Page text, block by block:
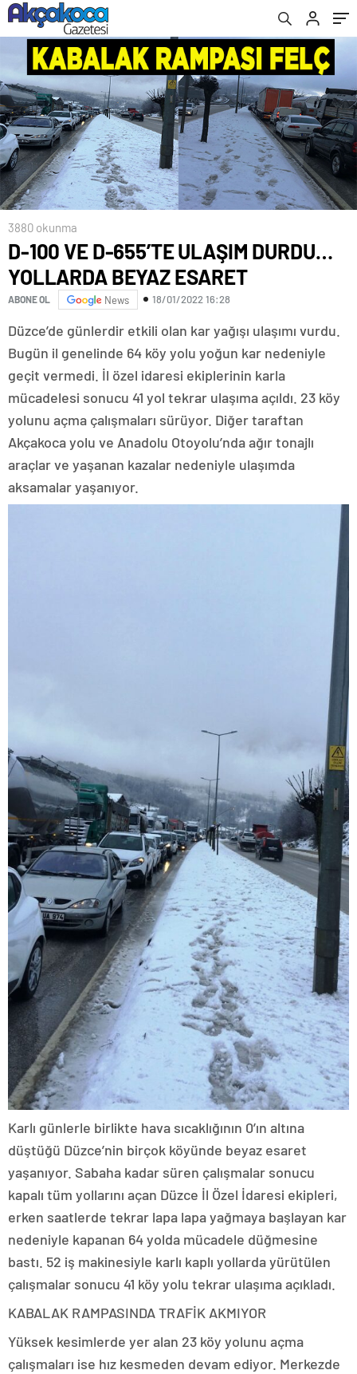
3880 okunma
D-100 VE D-655’TE ULAŞIM DURDU…
YOLLARDA BEYAZ ESARET
ABONE OL News 18/01/2022 16:28
Düzce’de günlerdir etkili olan kar yağışı ulaşımı vurdu.
Bugün il genelinde 64 köy yolu yoğun kar nedeniyle
geçit vermedi. İl özel idaresi ekiplerinin karla
mücadelesi sonucu 41 yol tekrar ulaşıma açıldı. 23 köy
yolunu açma çalışmaları sürüyor. Diğer taraftan
Akçakoca yolu ve Anadolu Otoyolu’nda ağır tonajlı
araçlar ve yaşanan kazalar nedeniyle ulaşımda
aksamalar yaşanıyor.
Karlı günlerle birlikte hava sıcaklığının 0’ın altına
düştüğü Düzce’nin birçok köyünde beyaz esaret
yaşanıyor. Sabaha kadar süren çalışmalar sonucu
kapalı tüm yollarını açan Düzce İl Özel İdaresi ekipleri,
erken saatlerde tekrar lapa lapa yağmaya başlayan kar
nedeniyle kapanan 64 yolda mücadele düğmesine
bastı. 52 iş makinesiyle karlı kaplı yollarda yürütülen
çalışmalar sonucu 41 köy yolu tekrar ulaşıma açıkladı.
KABALAK RAMPASINDA TRAFİK AKMIYOR
Yüksek kesimlerde yer alan 23 köy yolunu açma
çalışmaları ise hız kesmeden devam ediyor. Merkezde